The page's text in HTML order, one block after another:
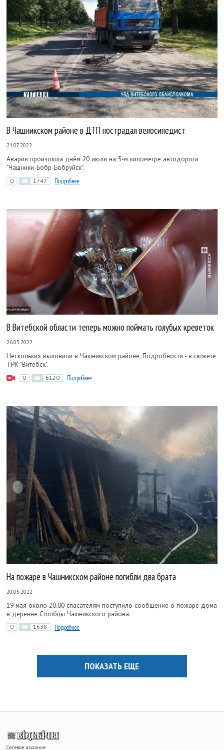
В Чашникском районе в ДТП пострадал велосипедист
21.07.2022
Авария произошла днём 20 июля на 5-м километре автодороги
"Чашники-Бобр-Бобруйск".
0 1747 Подробнее
В Витебской области теперь можно поймать голубых креветок
26.05.2022
Нескольких выловили в Чашникском районе. Подробности - в сюжете
ТРК "Витебск".
0 6120 Подробнее
На пожаре в Чашникском районе погибли два брата
20.05.2022
19 мая около 20.00 спасателям поступило сообщение о пожаре дома
в деревне Столбцы Чашникского района.
0 1638 Подробнее
ПОКАЗАТЬ ЕЩЕ
Сетевое издание